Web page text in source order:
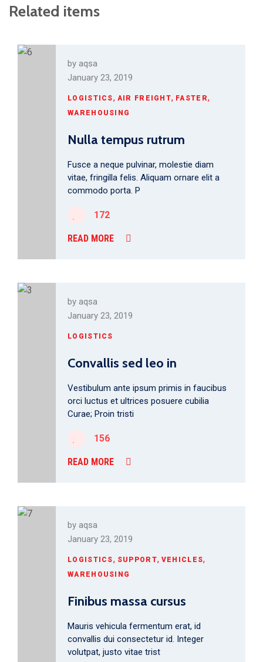
Related items
by aqsa
January 23, 2019
LOGISTICS, AIR FREIGHT, FASTER,
WAREHOUSING
Nulla tempus rutrum
Fusce a neque pulvinar, molestie diam
vitae, fringilla felis. Aliquam ornare elit a
commodo porta. P
172
READ MORE
by aqsa
January 23, 2019
LOGISTICS
Convallis sed leo in
Vestibulum ante ipsum primis in faucibus
orci luctus et ultrices posuere cubilia
Curae; Proin tristi
156
READ MORE
by aqsa
January 23, 2019
LOGISTICS, SUPPORT, VEHICLES,
WAREHOUSING
Finibus massa cursus
Mauris vehicula fermentum erat, id
convallis dui consectetur id. Integer
volutpat, justo vitae trist